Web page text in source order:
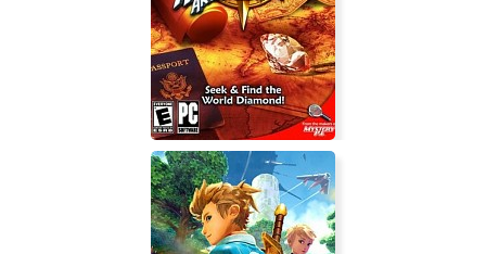
Action Man 2: Destruction X